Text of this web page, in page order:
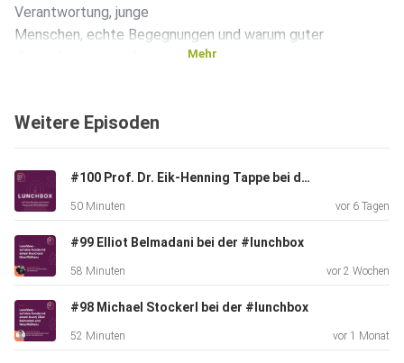
Verantwortung, junge
Menschen, echte Begegnungen und warum guter
Mehr
Weitere Episoden
#100 Prof. Dr. Eik-Henning Tappe bei der #lunchbox
50 Minuten vor 6 Tagen
#99 Elliot Belmadani bei der #lunchbox
58 Minuten vor 2 Wochen
#98 Michael Stockerl bei der #lunchbox
52 Minuten vor 1 Monat